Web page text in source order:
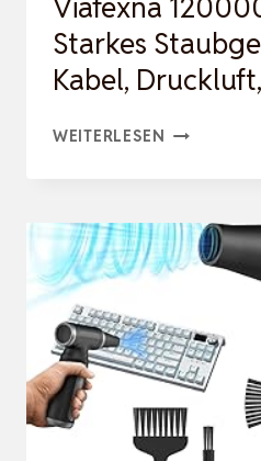
Viafexna
Starkes
Kabel,
WEITERLESEN
VIAFEXNA
120000RPM
STARKES
OHNE
KABEL,